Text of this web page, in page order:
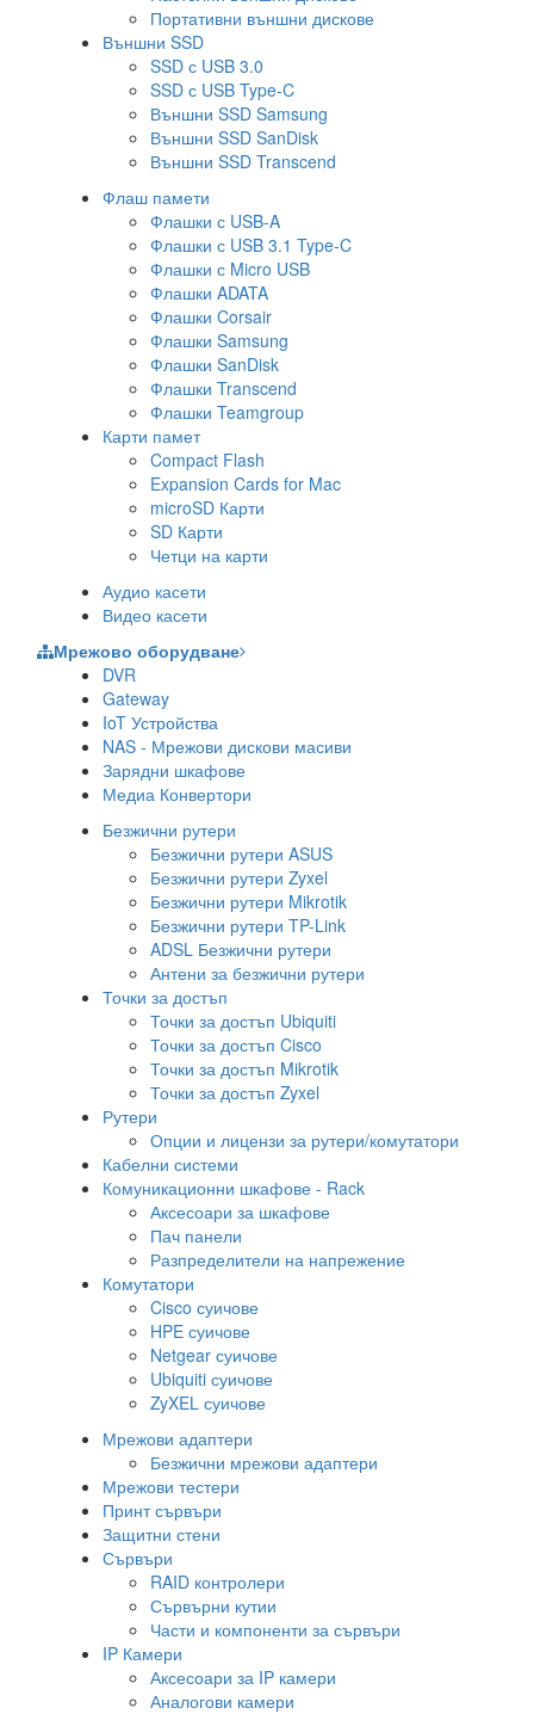
Портативни външни дискове
Външни SSD
SSD с USB 3.0
SSD с USB Type-C
Външни SSD Samsung
Външни SSD SanDisk
Външни SSD Transcend
Флаш памети
Флашки с USB-A
Флашки с USB 3.1 Type-C
Флашки с Micro USB
Флашки ADATA
Флашки Corsair
Флашки Samsung
Флашки SanDisk
Флашки Transcend
Флашки Teamgroup
Карти памет
Compact Flash
Expansion Cards for Mac
microSD Карти
SD Карти
Четци на карти
Аудио касети
Видео касети
Мрежово оборудване
DVR
Gateway
IoT Устройства
NAS - Мрежови дискови масиви
Зарядни шкафове
Медиа Конвертори
Безжични рутери
Безжични рутери ASUS
Безжични рутери Zyxel
Безжични рутери Mikrotik
Безжични рутери TP-Link
ADSL Безжични рутери
Антени за безжични рутери
Точки за достъп
Точки за достъп Ubiquiti
Точки за достъп Cisco
Точки за достъп Mikrotik
Точки за достъп Zyxel
Рутери
Опции и лицензи за рутери/комутатори
Кабелни системи
Комуникационни шкафове - Rack
Аксесоари за шкафове
Пач панели
Разпределители на напрежение
Комутатори
Cisco суичове
HPE суичове
Netgear суичове
Ubiquiti суичове
ZyXEL суичове
Мрежови адаптери
Безжични мрежови адаптери
Мрежови тестери
Принт сървъри
Защитни стени
Сървъри
RAID контролери
Сървърни кутии
Части и компоненти за сървъри
IP Камери
Аксесоари за IP камери
Аналогови камери